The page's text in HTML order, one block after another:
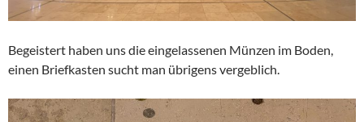
Begeistert haben uns die eingelassenen Münzen im Boden,
einen Briefkasten sucht man übrigens vergeblich.